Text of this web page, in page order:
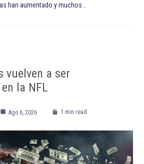
han aumentado y muchos…
vuelven a ser
la NFL
Ago 6, 2026 1 min read